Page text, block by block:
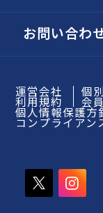
お問い合わ
運営会社 個
利用規約 会
個人情報保護方
コンプライアン